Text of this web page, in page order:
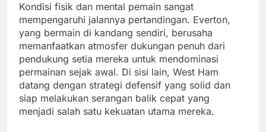
Kondisi fisik dan mental pemain sangat
mempengaruhi jalannya pertandingan. Everton,
yang bermain di kandang sendiri, berusaha
memanfaatkan atmosfer dukungan penuh dari
pendukung setia mereka untuk mendominasi
permainan sejak awal. Di sisi lain, West Ham
datang dengan strategi defensif yang solid dan
siap melakukan serangan balik cepat yang
menjadi salah satu kekuatan utama mereka.